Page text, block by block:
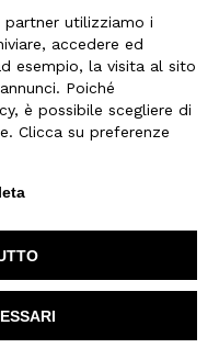
utilizziamo i
accedere ed
esempio, la visita al sito
Poiché
è possibile scegliere di
Clicca su preferenze